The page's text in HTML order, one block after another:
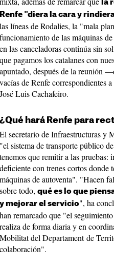
la
Renfe "diera la cara y
las líneas de Rodalies, la "mala
funcionamiento de las máquinas
en las canceladoras continúa sin
que pagamos los catalanes con
apuntado, después de la reunión
vacías de Renfe correspondientes
José Luis Cachafeiro.
¿Qué hará Renfe para
El secretario de Infraestructuras y
"el sistema de transporte público
tenemos que remitir a las pruebas:
deficiente con trenes cortos donde
máquinas de autoventa". "Hacen
sobre todo, qué es lo que
y mejorar el servicio", ha
han remarcado que "el
realiza de forma diaria y en
Mobilitat del Departament de
colaboración".